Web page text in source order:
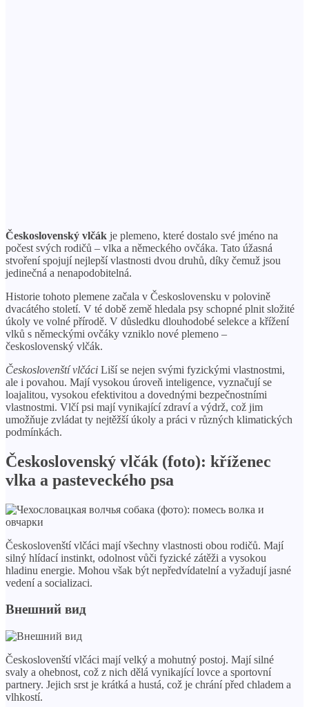
Československý vlčák je plemeno, které dostalo své jméno na
počest svých rodičů – vlka a německého ovčáka. Tato úžasná
stvoření spojují nejlepší vlastnosti dvou druhů, díky čemuž jsou
jedinečná a nenapodobitelná.
Historie tohoto plemene začala v Československu v polovině
dvacátého století. V té době země hledala psy schopné plnit složité
úkoly ve volné přírodě. V důsledku dlouhodobé selekce a křížení
vlků s německými ovčáky vzniklo nové plemeno –
československý vlčák.
Českoslovenští vlčáci Liší se nejen svými fyzickými vlastnostmi,
ale i povahou. Mají vysokou úroveň inteligence, vyznačují se
loajalitou, vysokou efektivitou a dovednými bezpečnostními
vlastnostmi. Vlčí psi mají vynikající zdraví a výdrž, což jim
umožňuje zvládat ty nejtěžší úkoly a práci v různých klimatických
podmínkách.
Československý vlčák (foto): kříženec
vlka a pasteveckého psa
Českoslovenští vlčáci mají všechny vlastnosti obou rodičů. Mají
silný hlídací instinkt, odolnost vůči fyzické zátěži a vysokou
hladinu energie. Mohou však být nepředvídatelní a vyžadují jasné
vedení a socializaci.
Внешний вид
Českoslovenští vlčáci mají velký a mohutný postoj. Mají silné
svaly a ohebnost, což z nich dělá vynikající lovce a sportovní
partnery. Jejich srst je krátká a hustá, což je chrání před chladem a
vlhkostí.